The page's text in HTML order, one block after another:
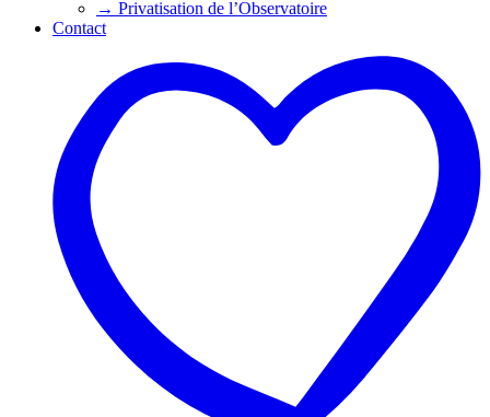
→ Privatisation de l’Observatoire
Contact